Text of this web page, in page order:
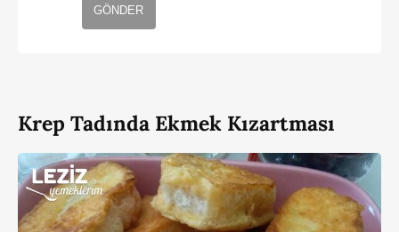
GÖNDER
Krep Tadında Ekmek Kızartması